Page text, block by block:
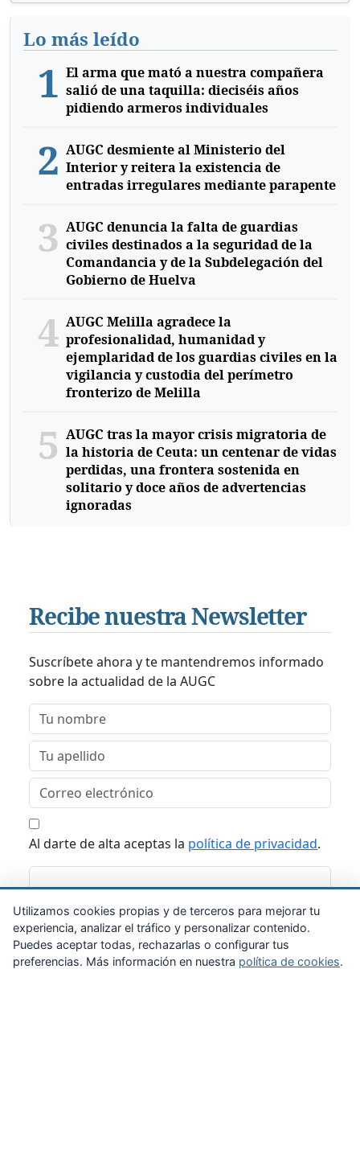
Lo más leído
1 El arma que mató a nuestra compañera
salió de una taquilla: dieciséis años
pidiendo armeros individuales
2 AUGC desmiente al Ministerio del
Interior y reitera la existencia de
entradas irregulares mediante parapente
3 AUGC denuncia la falta de guardias
civiles destinados a la seguridad de la
Comandancia y de la Subdelegación del
Gobierno de Huelva
4 AUGC Melilla agradece la
profesionalidad, humanidad y
ejemplaridad de los guardias civiles en la
vigilancia y custodia del perímetro
fronterizo de Melilla
5 AUGC tras la mayor crisis migratoria de
la historia de Ceuta: un centenar de vidas
perdidas, una frontera sostenida en
solitario y doce años de advertencias
ignoradas
Recibe nuestra Newsletter
Suscríbete ahora y te mantendremos informado
sobre la actualidad de la AUGC
Al darte de alta aceptas la política de privacidad.
Suscribirme
Utilizamos cookies propias y de terceros para mejorar tu
experiencia, analizar el tráfico y personalizar contenido.
Puedes aceptar todas, rechazarlas o configurar tus
preferencias. Más información en nuestra política de cookies.